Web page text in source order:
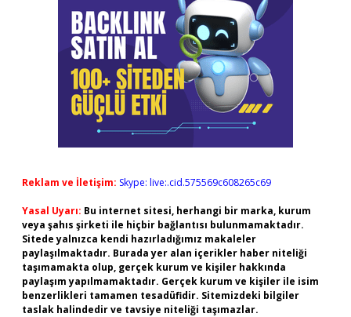
Reklam ve İletişim: Skype: live:.cid.575569c608265c69
Yasal Uyarı: Bu internet sitesi, herhangi bir marka, kurum
veya şahıs şirketi ile hiçbir bağlantısı bulunmamaktadır.
Sitede yalnızca kendi hazırladığımız makaleler
paylaşılmaktadır. Burada yer alan içerikler haber niteliği
taşımamakta olup, gerçek kurum ve kişiler hakkında
paylaşım yapılmamaktadır. Gerçek kurum ve kişiler ile isim
benzerlikleri tamamen tesadüfidir. Sitemizdeki bilgiler
taslak halindedir ve tavsiye niteliği taşımazlar.